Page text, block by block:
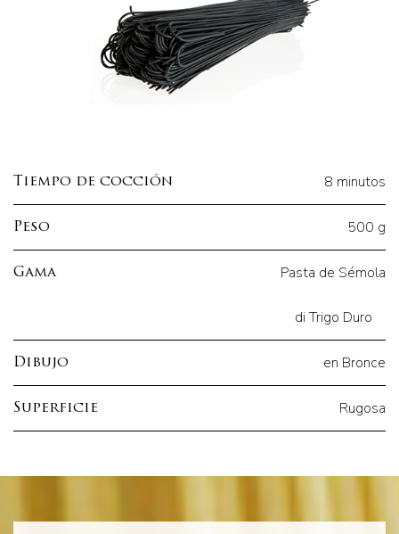
Tiempo de cocción 8 minutos
Peso 500 g
Gama Pasta de Sémola
di Trigo Duro
Dibujo en Bronce
Superficie Rugosa